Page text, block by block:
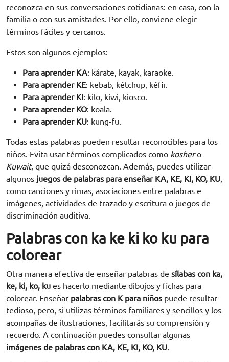
reconozca en sus conversaciones cotidianas: en casa, con la
familia o con sus amistades. Por ello, conviene elegir
términos fáciles y cercanos.
Estos son algunos ejemplos:
Para aprender KA: kárate, kayak, karaoke.
Para aprender KE: kebab, kétchup, kéfir.
Para aprender KI: kilo, kiwi, kiosco.
Para aprender KO: koala.
Para aprender KU: kung-fu.
Todas estas palabras pueden resultar reconocibles para los
niños. Evita usar términos complicados como koshero
Kuwait, que quizá desconozcan. Además, puedes utilizar
algunos juegos de palabras para enseñar KA, KE, KI, KO, KU,
como canciones y rimas, asociaciones entre palabras e
imágenes, actividades de trazado y escritura o juegos de
discriminación auditiva.
Palabras con ka ke ki ko ku para
colorear
Otra manera efectiva de enseñar palabras de sílabas con ka,
ke, ki, ko, ku es hacerlo mediante dibujos y fichas para
colorear. Enseñar palabras con K para niños puede resultar
tedioso, pero, si utilizas términos familiares y sencillos y los
acompañas de ilustraciones, facilitarás su comprensión y
recuerdo. A continuación puedes consultar algunas
imágenes de palabras con KA, KE, KI, KO, KU.